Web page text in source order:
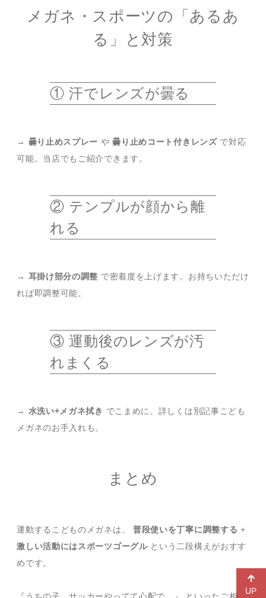
メガネ・スポーツの「あるあ
る」と対策
① 汗でレンズが曇る
→ 曇り止めスプレー や曇り止めコート付きレンズで対応
可能。当店でもご紹介できます。
② テンプルが顔から離
れる
→ 耳掛け部分の調整 で密着度を上げます。お持ちいただけ
れば即調整可能。
③ 運動後のレンズが汚
れまくる
→ 水洗い+メガネ拭き でこまめに。詳しくは別記事こども
メガネのお手入れも。
まとめ
運動するこどものメガネは、 普段使いを丁寧に調整する +
激しい活動にはスポーツゴーグルという二段構えがおすす
めです。
UP